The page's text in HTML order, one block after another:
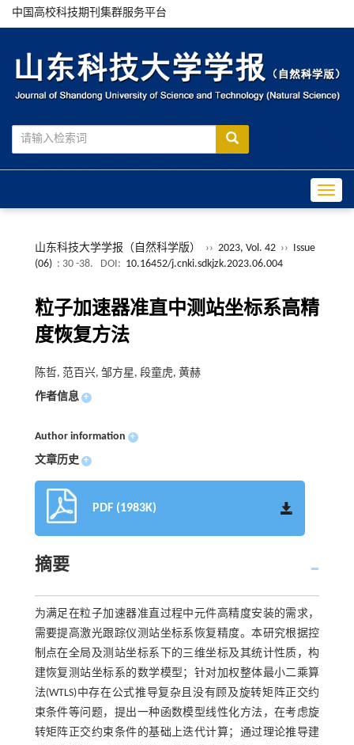
中国高校科技期刊集群服务平台
山东科技大学学报（自然科学版） ›› 2023, Vol. 42 ›› Issue
(06) : 30 -38. DOI: 10.16452/j.cnki.sdkjzk.2023.06.004
粒子加速器准直中测站坐标系高精
度恢复方法
陈哲, 范百兴, 邹方星, 段童虎, 黄赫
作者信息 +
Author information +
文章历史 +
PDF (1983K)
摘要
为满足在粒子加速器准直过程中元件高精度安装的需求，
需要提高激光跟踪仪测站坐标系恢复精度。本研究根据控
制点在全局及测站坐标系下的三维坐标及其统计性质，构
建恢复测站坐标系的数学模型；针对加权整体最小二乘算
法(WTLS)中存在公式推导复杂且没有顾及旋转矩阵正交约
束条件等问题，提出一种函数模型线性化方法，在考虑旋
转矩阵正交约束条件的基础上迭代计算；通过理论推导建